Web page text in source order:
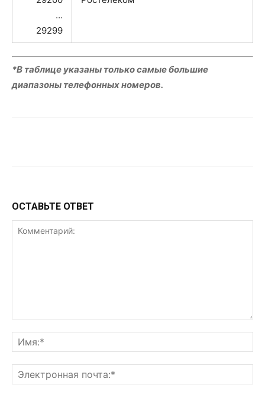
…
29299
*В таблице указаны только самые большие
диапазоны телефонных номеров.
ОСТАВЬТЕ ОТВЕТ